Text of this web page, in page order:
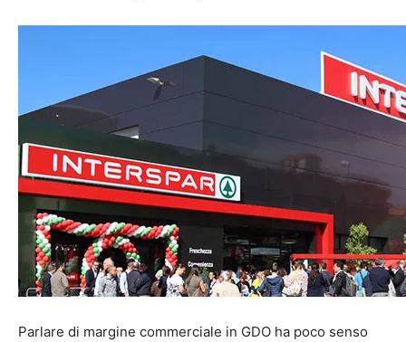
Parlare di margine commerciale in GDO ha poco senso